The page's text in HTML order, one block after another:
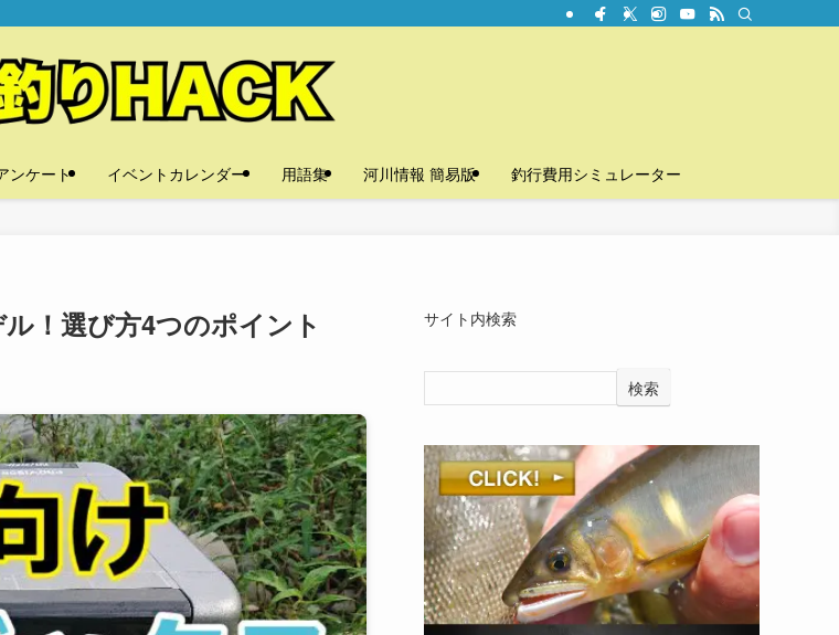
ンケート イベントカレンダー 用語集 河川情報 簡易版 釣行費用シミュレーター
！選び方4つのポイント サイト内検索
検索